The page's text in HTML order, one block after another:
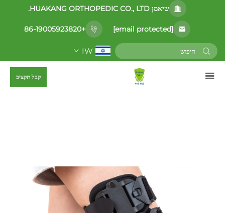
שיאמן HUAKANG ORTHOPEDIC CO., LTD.
[email protected]
+86-19005923820
IW
קבל תקציב